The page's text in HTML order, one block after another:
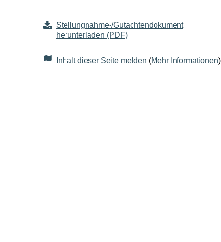
Stellungnahme-/Gutachtendokument
herunterladen (PDF)
Inhalt dieser Seite melden (Mehr Informationen)